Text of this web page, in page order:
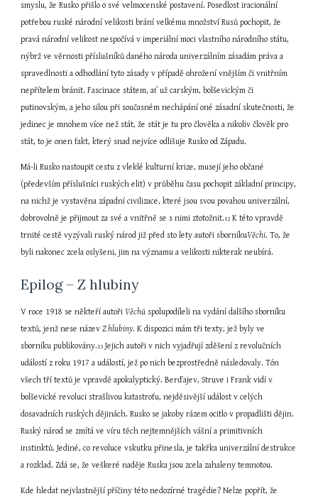
smyslu, že Rusko přišlo o své velmocenské postavení. Posedlost iracionální
potřebou ruské národní velikosti brání velkému množství Rusů pochopit, že
pravá národní velikost nespočívá v imperiální moci vlastního národního státu,
nýbrž ve věrnosti příslušníků daného národa univerzálním zásadám práva a
spravedlnosti a odhodlání tyto zásady v případě ohrožení vnějším či vnitřním
nepřítelem bránit. Fascinace státem, ať už carským, bolševickým či
putinovským, a jeho silou při současném nechápání oné zásadní skutečnosti, že
jedinec je mnohem více než stát, že stát je tu pro člověka a nikoliv člověk pro
stát, to je onen fakt, který snad nejvíce odlišuje Rusko od Západu.
Má-li Rusko nastoupit cestu z vleklé kulturní krize, musejí jeho občané
(především příslušníci ruských elit) v průběhu času pochopit základní principy,
na nichž je vystavěna západní civilizace, které jsou svou povahou univerzální,
dobrovolně je přijmout za své a vnitřně se s nimi ztotožnit.12 K této vpravdě
trnité cestě vyzývali ruský národ již před sto lety autoři sborníkuVěchi. To, že
byli nakonec zcela oslyšeni, jim na významu a velikosti nikterak neubírá.
Epilog – Z hlubiny
V roce 1918 se někteří autoři Věchů spolupodíleli na vydání dalšího sborníku
textů, jenž nese název Z hlubiny. K dispozici mám tři texty, jež byly ve
sborníku publikovány.13 Jejich autoři v nich vyjadřují zděšení z revolučních
událostí z roku 1917 a událostí, jež po nich bezprostředně následovaly. Tón
všech tří textů je vpravdě apokalyptický. Berďajev, Struve i Frank vidí v
bolševické revoluci strašlivou katastrofu, nejděsivější událost v celých
dosavadních ruských dějinách. Rusko se jakoby rázem ocitlo v propadlišti dějin.
Ruský národ se zmítá ve víru těch nejtemnějších vášní a primitivních
instinktů. Jediné, co revoluce vskutku přinesla, je takřka univerzální destrukce
a rozklad. Zdá se, že veškeré naděje Ruska jsou zcela zahaleny temnotou.
Kde hledat nejvlastnější příčiny této nedozírné tragédie? Nelze popřít, že